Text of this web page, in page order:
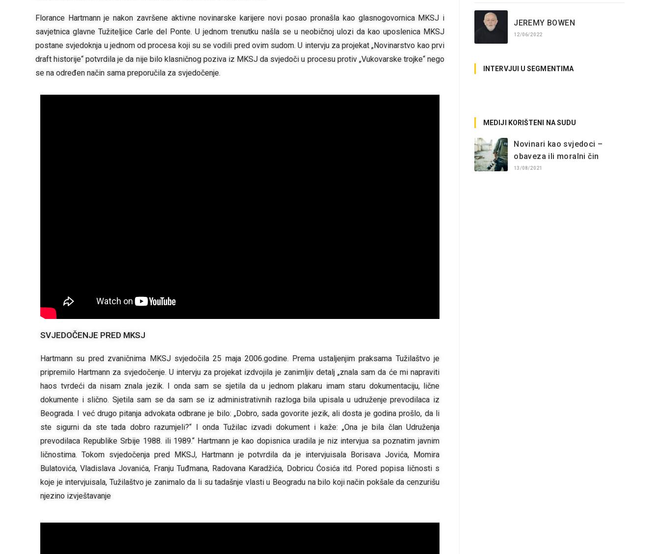
Florance Hartmann je nakon završene aktivne novinarske karijere novi posao pronašla kao glasnogovornica MKSJ i
savjetnica glavne Tužiteljice Carle del Ponte. U jednom trenutku našla se u neobičnoj ulozi da kao uposlenica MKSJ
postane svjedoknja u jednom od procesa koji su se vodili pred ovim sudom. U intervju za projekat „Novinarstvo kao prvi
draft historije“ potvrdila je da nije bilo klasničnog poziva iz MKSJ da svjedoči u procesu protiv „Vukovarske trojke“ nego
se na određen način sama preporučila za svjedočenje.
SVJEDOČENJE PRED MKSJ
Hartmann su pred zvaničnima MKSJ svjedočila 25 maja 2006.godine. Prema ustaljenjim praksama Tužilaštvo je
pripremilo Hartmann za svjedočenje. U intervju za projekat izdvojila je zanimljiv detalj „znala sam da će mi napraviti
haos tvrdeći da nisam znala jezik. I onda sam se sjetila da u jednom plakaru imam staru dokumentaciju, lične
dokumente i slično. Sjetila sam se da sam se iz administrativnih razloga bila upisala u udruženje prevodilaca iz
Beograda. I već drugo pitanja advokata odbrane je bilo: „Dobro, sada govorite jezik, ali dosta je godina prošlo, da li
ste sigurni da ste tada dobro razumjeli?“ I onda Tužilac izvadi dokument i kaže: „Ona je bila član Udruženja
prevodilaca Republike Srbije 1988. ili 1989.“ Hartmann je kao dopisnica uradila je niz intervjua sa poznatim javnim
ličnostima. Tokom svjedočenja pred MKSJ, Hartmann je potvrdila da je intervjuisala Borisava Jovića, Momira
Bulatovića, Vladislava Jovanića, Franju Tuđmana, Radovana Karadžića, Dobricu Ćosića itd. Pored popisa ličnosti s
koje je intervjuisala, Tužilaštvo je zanimalo da li su tadašnje vlasti u Beogradu na bilo koji način pokšale da cenzurišu
njezino izvještavanje
JEREMY BOWEN
12/06/2022
INTERVJUI U SEGMENTIMA
MEDIJI KORIŠTENI NA SUDU
Novinari kao svjedoci –
obaveza ili moralni čin
13/08/2021